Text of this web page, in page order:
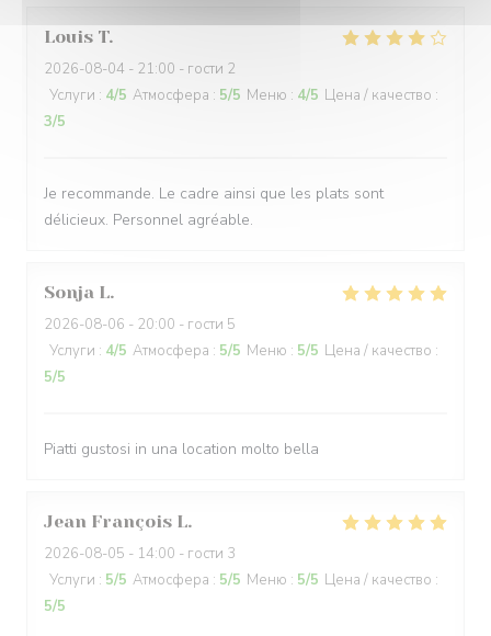
Louis T
2026-08-04 - 21:00 - гости 2
Услуги : 4/5 Атмосфера : 5/5 Меню : 4/5 Цена / качество :
3/5
Je recommande. Le cadre ainsi que les plats sont
délicieux. Personnel agréable.
Sonja L
2026-08-06 - 20:00 - гости 5
Услуги : 4/5 Атмосфера : 5/5 Меню : 5/5 Цена / качество :
5/5
Piatti gustosi in una location molto bella
Jean François L
2026-08-05 - 14:00 - гости 3
Услуги : 5/5 Атмосфера : 5/5 Меню : 5/5 Цена / качество :
5/5